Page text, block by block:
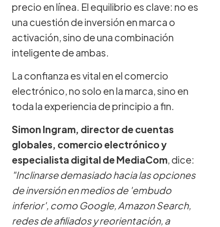
precio en línea. El equilibrio es clave: no es
una cuestión de inversión en marca o
activación, sino de una combinación
inteligente de ambas.
La confianza es vital en el comercio
electrónico, no solo en la marca, sino en
toda la experiencia de principio a fin.
Simon Ingram, director de cuentas
globales, comercio electrónico y
especialista digital de MediaCom, dice:
"Inclinarse demasiado hacia las opciones
de inversión en medios de 'embudo
inferior', como Google, Amazon Search,
redes de afiliados y reorientación, a